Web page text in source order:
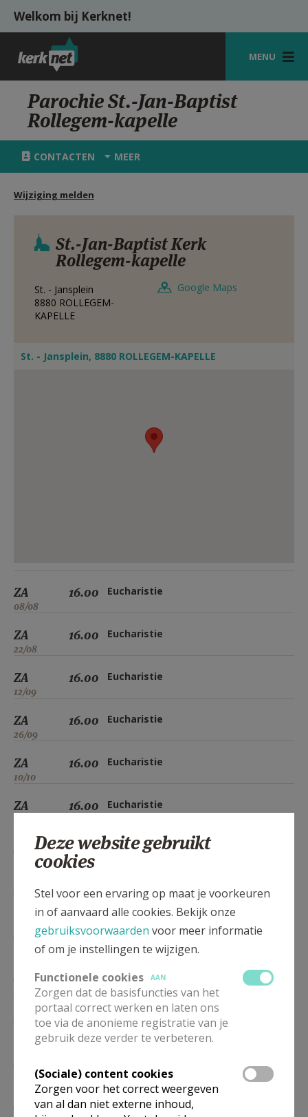
Overslaan en naar de inhoud gaan
Welkom bij Kerknet!
MENU
STARTPAGINA
KERK
VIERINGEN
HULP
MIJN PAROCHIE
AANMELDEN OF REGISTREREN
Parochie St.-Jan-Baptist
Rollegem-kapelle
CONTACTEN MEER
Wijziging melden
St.-Jan-Baptist Kerk
Rollegem-kapelle
St. - Jansplein
8880 ROLLEGEM-
KAPELLE
Google Maps
St. - Jansplein, 8880 ROLLEGEM-KAPELLE
ZA
08/08
16.00 Eucharistie
ZA
22/08
16.00 Eucharistie
ZA
12/09
16.00 Eucharistie
ZA
26/09
16.00 Eucharistie
ZA
10/10
16.00 Eucharistie
ZA 16.00 Eucharistie
16.00 Eucharistie
16.00 Eucharistie
16.00 Eucharistie
26/12
16.00 Eucharistie
09/01
16.00 Eucharistie
16.00 Eucharistie
Deze website gebruikt
cookies
Stel voor een ervaring op maat je voorkeuren
in of aanvaard alle cookies. Bekijk onze
gebruiksvoorwaarden voor meer informatie
of om je instellingen te wijzigen.
Functionele cookies
AAN
Zorgen dat de basisfuncties van het
portaal correct werken en laten ons
toe via de anonieme registratie van je
gebruik deze verder te verbeteren.
(Sociale) content cookies
Zorgen voor het correct weergeven
van al dan niet externe inhoud,